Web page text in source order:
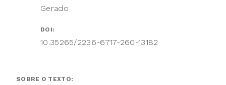
Gerado
DOI:
10.35265/2236-6717-260-13182
SOBRE O TEXTO: